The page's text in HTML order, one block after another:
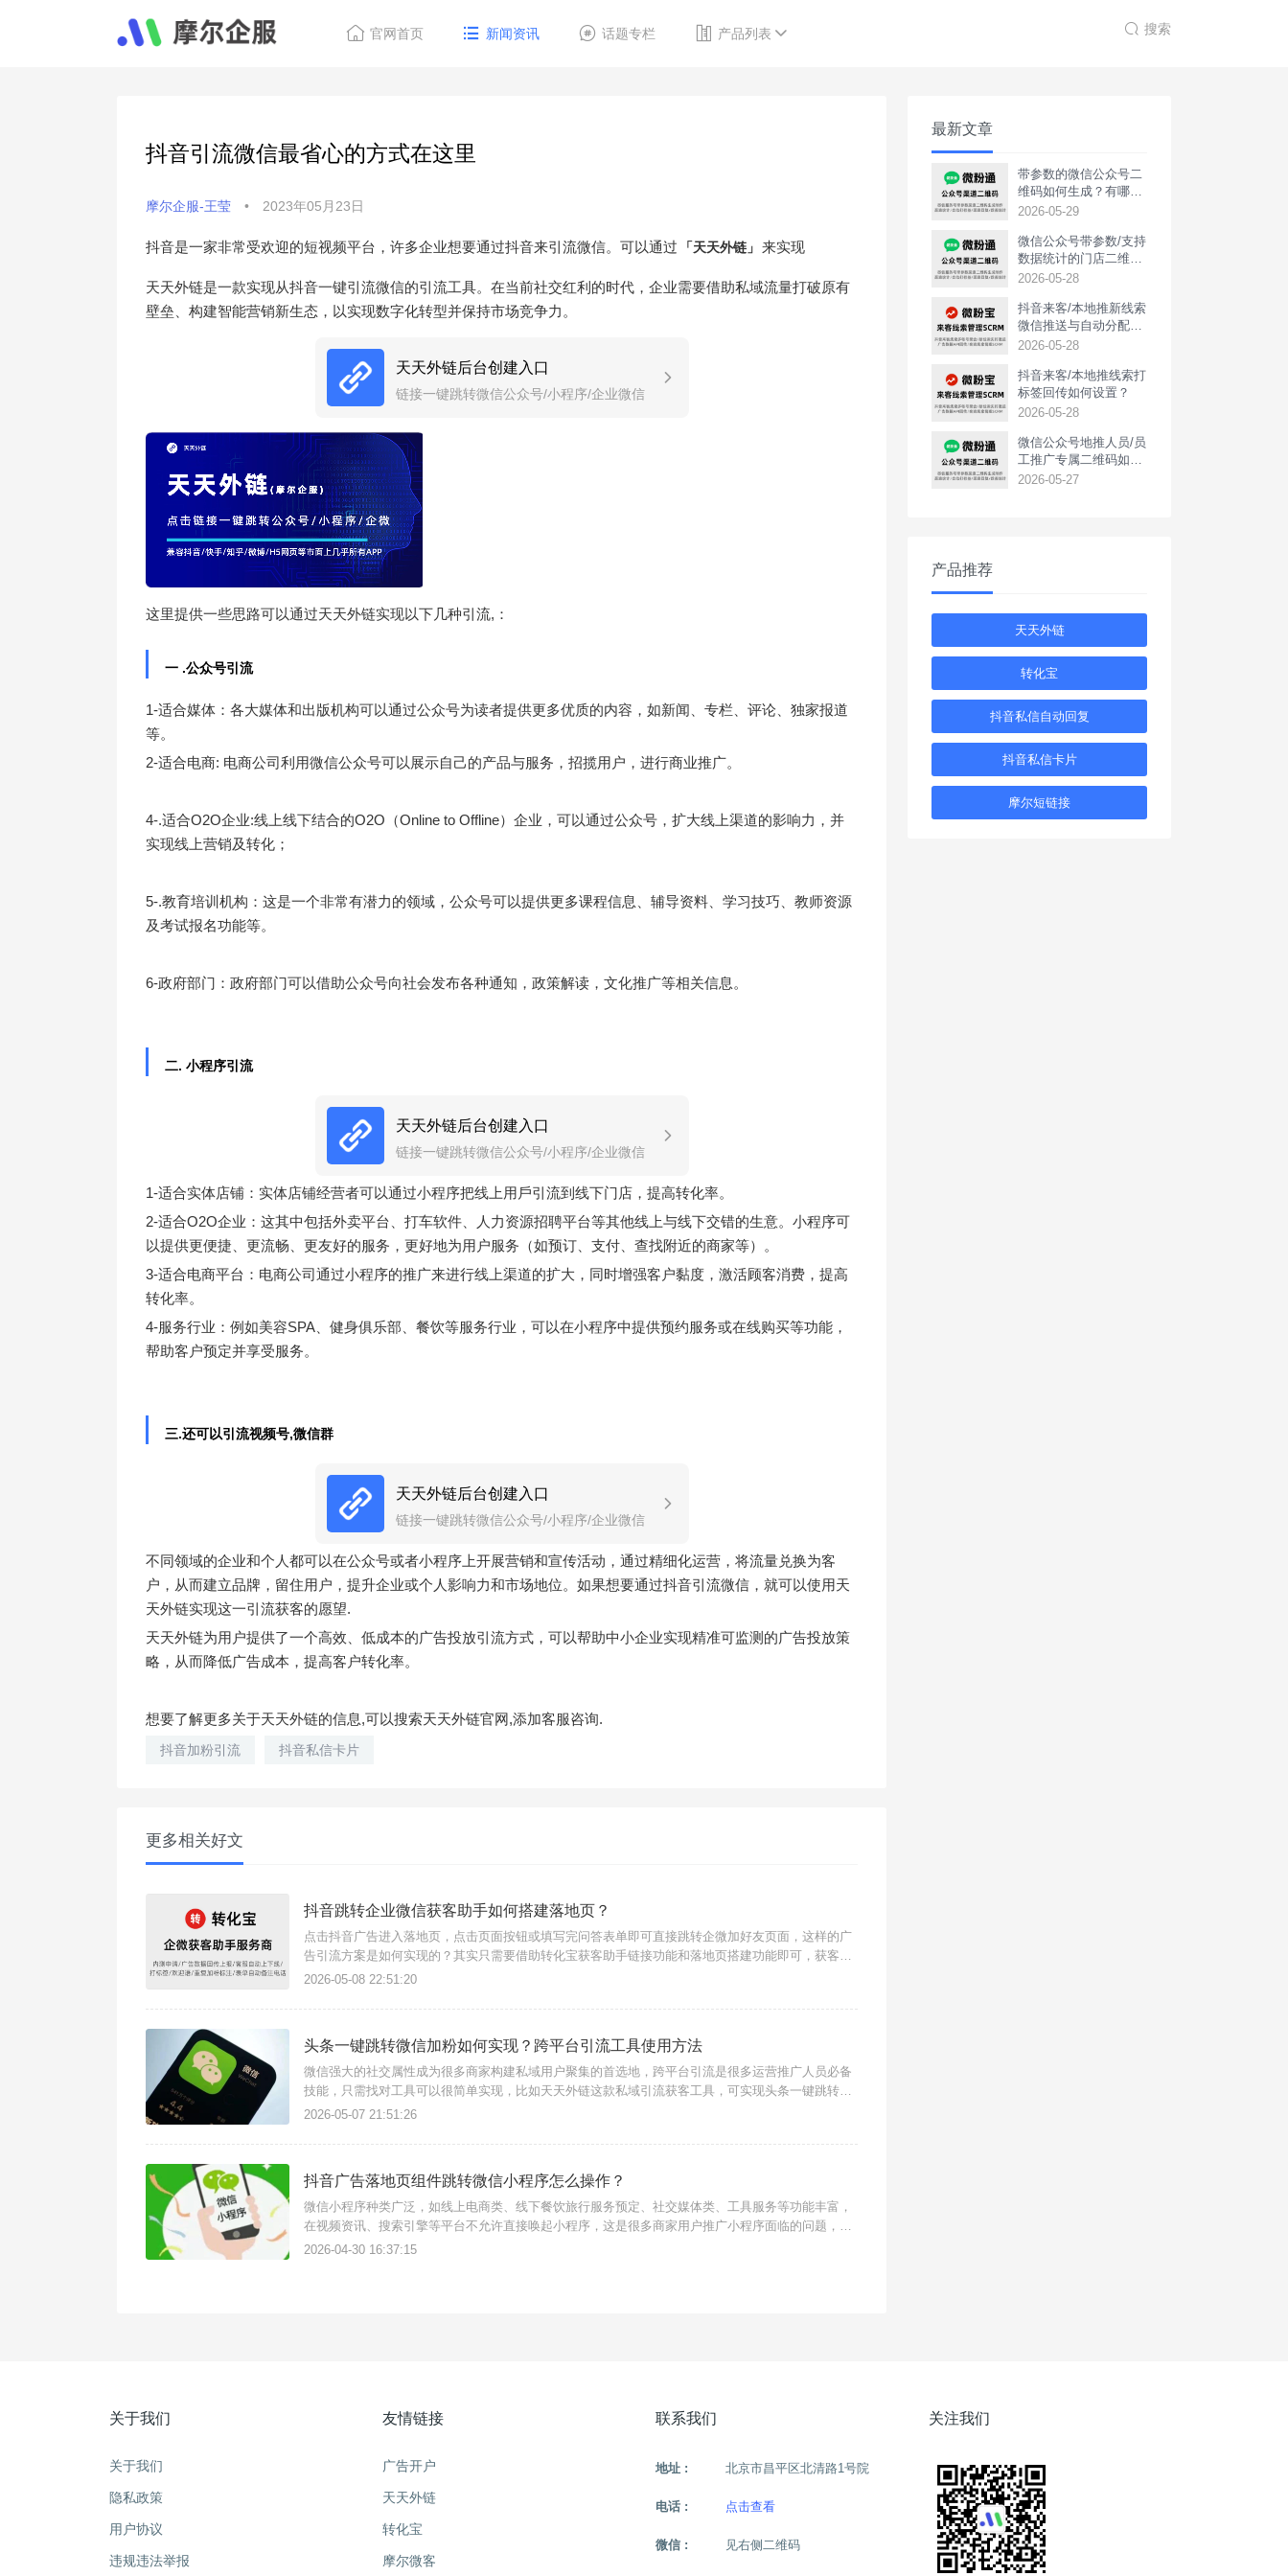
官网首页 新闻资讯 话题专栏 产品列表 搜索
抖音引流微信最省心的方式在这里
摩尔企服-王莹 • 2023年05月23日
抖音是一家非常受欢迎的短视频平台，许多企业想要通过抖音来引流微信。可以通过 「天天外链」 来实现
天天外链是一款实现从抖音一键引流微信的引流工具。在当前社交红利的时代，企业需要借助私域流量打破原有
壁垒、构建智能营销新生态，以实现数字化转型并保持市场竞争力。
天天外链后台创建入口
链接一键跳转微信公众号/小程序/企业微信
这里提供一些思路可以通过天天外链实现以下几种引流,：
一 .公众号引流
1-适合媒体：各大媒体和出版机构可以通过公众号为读者提供更多优质的内容，如新闻、专栏、评论、独家报道
等。
2-适合电商: 电商公司利用微信公众号可以展示自己的产品与服务，招揽用户，进行商业推广。
4-.适合O2O企业:线上线下结合的O2O（Online to Offline）企业，可以通过公众号，扩大线上渠道的影响力，并
实现线上营销及转化；
5-.教育培训机构：这是一个非常有潜力的领域，公众号可以提供更多课程信息、辅导资料、学习技巧、教师资源
及考试报名功能等。
6-政府部门：政府部门可以借助公众号向社会发布各种通知，政策解读，文化推广等相关信息。
二. 小程序引流
天天外链后台创建入口
链接一键跳转微信公众号/小程序/企业微信
1-适合实体店铺：实体店铺经营者可以通过小程序把线上用戶引流到线下门店，提高转化率。
2-适合O2O企业：这其中包括外卖平台、打车软件、人力资源招聘平台等其他线上与线下交错的生意。小程序可
以提供更便捷、更流畅、更友好的服务，更好地为用户服务（如预订、支付、查找附近的商家等）。
3-适合电商平台：电商公司通过小程序的推广来进行线上渠道的扩大，同时增强客户黏度，激活顾客消费，提高
转化率。
4-服务行业：例如美容SPA、健身俱乐部、餐饮等服务行业，可以在小程序中提供预约服务或在线购买等功能，
帮助客户预定并享受服务。
三.还可以引流视频号,微信群
天天外链后台创建入口
链接一键跳转微信公众号/小程序/企业微信
不同领域的企业和个人都可以在公众号或者小程序上开展营销和宣传活动，通过精细化运营，将流量兑换为客
户，从而建立品牌，留住用户，提升企业或个人影响力和市场地位。如果想要通过抖音引流微信，就可以使用天
天外链实现这一引流获客的愿望.
天天外链为用户提供了一个高效、低成本的广告投放引流方式，可以帮助中小企业实现精准可监测的广告投放策
略，从而降低广告成本，提高客户转化率。
想要了解更多关于天天外链的信息,可以搜索天天外链官网,添加客服咨询.
抖音加粉引流 抖音私信卡片
更多相关好文
抖音跳转企业微信获客助手如何搭建落地页？
点击抖音广告进入落地页，点击页面按钮或填写完问答表单即可直接跳转企微加好友页面，这样的广
告引流方案是如何实现的？其实只需要借助转化宝获客助手链接功能和落地页搭建功能即可，获客助
手支持任意场景点击链接跳转企微页面，结合落地页完成流量转化的方式尤其适合商家用户构建私域
2026-05-08 22:51:20
头条一键跳转微信加粉如何实现？跨平台引流工具使用方法
微信强大的社交属性成为很多商家构建私域用户聚集的首选地，跨平台引流是很多运营推广人员必备
技能，只需找对工具可以很简单实现，比如天天外链这款私域引流获客工具，可实现头条一键跳转微
信加好友，还支持跳转微信小程序、公众号、视频号、企微等。功能实现原理：微信外链：核心原理
2026-05-07 21:51:26
抖音广告落地页组件跳转微信小程序怎么操作？
微信小程序种类广泛，如线上电商类、线下餐饮旅行服务预定、社交媒体类、工具服务等功能丰富，
在视频资讯、搜索引擎等平台不允许直接唤起小程序，这是很多商家用户推广小程序面临的问题，只
需要借助三方工具天天外链即可生成直接跳转小程序任意页面的链接，可用于广告投放或推广，支持
2026-04-30 16:37:15
最新文章
带参数的微信公众号二
维码如何生成？有哪些
用途？
2026-05-29
微信公众号带参数/支持
数据统计的门店二维码
如何生成？
2026-05-28
抖音来客/本地推新线索
微信推送与自动分配如
何实现？
2026-05-28
抖音来客/本地推线索打
标签回传如何设置？
2026-05-28
‌微信公众号地推人员/员
工推广专属二维码如何
生成？
2026-05-27
产品推荐
天天外链
转化宝
抖音私信自动回复
抖音私信卡片
摩尔短链接
关于我们
关于我们
隐私政策
用户协议
违规违法举报
友情链接
广告开户
天天外链
转化宝
摩尔微客
联系我们
地址 : 北京市昌平区北清路1号院
电话 : 点击查看
微信 : 见右侧二维码
关注我们